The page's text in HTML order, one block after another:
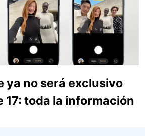
ya no será exclusivo
17: toda la información